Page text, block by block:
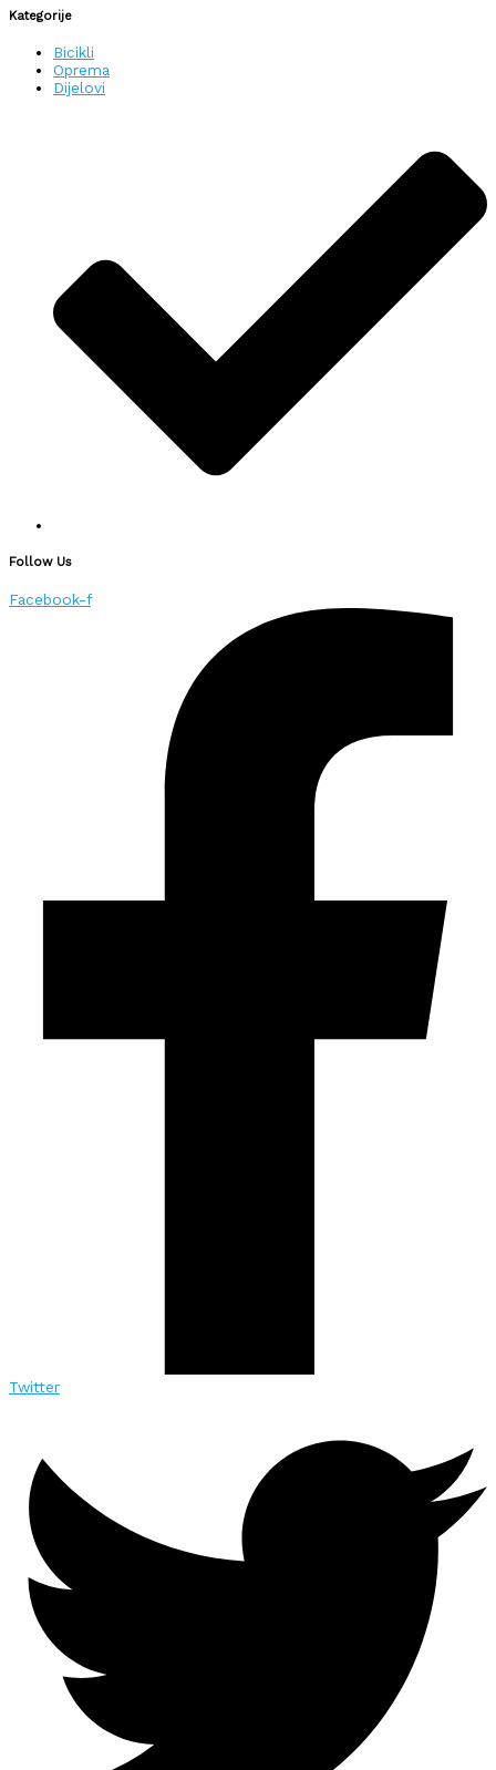
Kategorije
Bicikli
Oprema
Dijelovi
Follow Us
Facebook-f
Twitter